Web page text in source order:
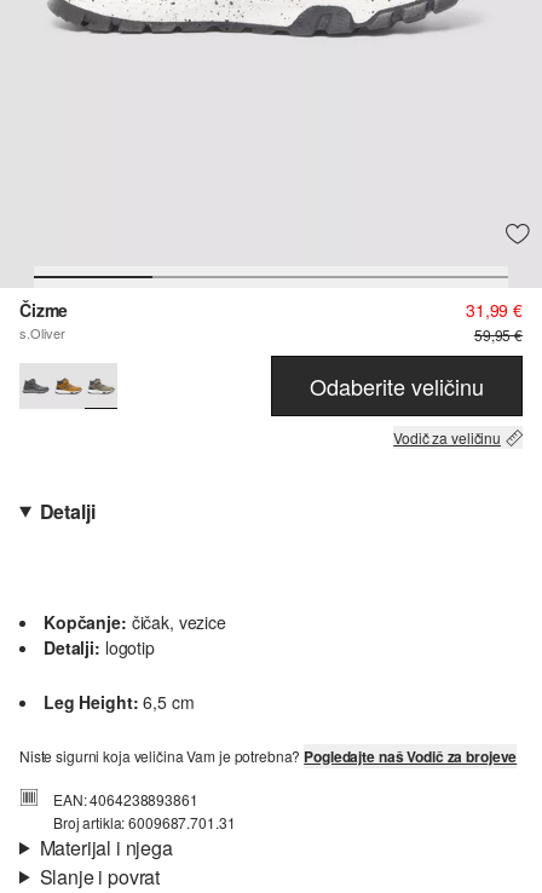
Čizme
s.Oliver
31,99 €
59,95 €
Odaberite veličinu
Vodič za veličinu
Detalji
Kopčanje: čičak, vezice
Detalji: logotip
Leg Height: 6,5 cm
Niste sigurni koja veličina Vam je potrebna? Pogledajte naš Vodič za brojeve
EAN: 4064238893861
Broj artikla: 6009687.701.31
Materijal i njega
Slanje i povrat